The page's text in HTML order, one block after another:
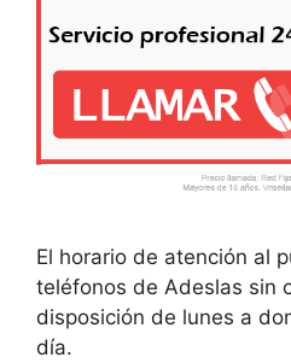
El horario de atención al
teléfonos de Adeslas sin
disposición de lunes a
día.